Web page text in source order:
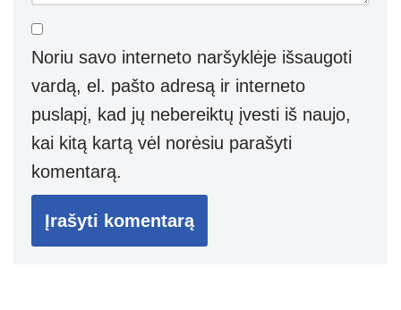
Noriu savo interneto naršyklėje išsaugoti
vardą, el. pašto adresą ir interneto
puslapį, kad jų nebereiktų įvesti iš naujo,
kai kitą kartą vėl norėsiu parašyti
komentarą.